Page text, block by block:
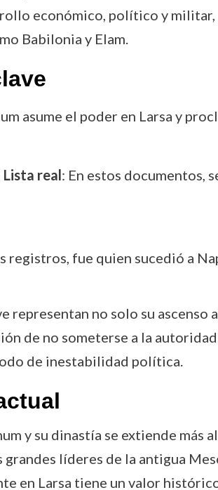
económico, político y
Babilonia y Elam.
asume el poder en Larsa y
Lista real: En estos documentos,
registros, fue quien sucedió a
representan no solo su
de no someterse a la
de inestabilidad política.
y su dinastía se extiende más
líderes de la antigua
en Larsa tiene un valor